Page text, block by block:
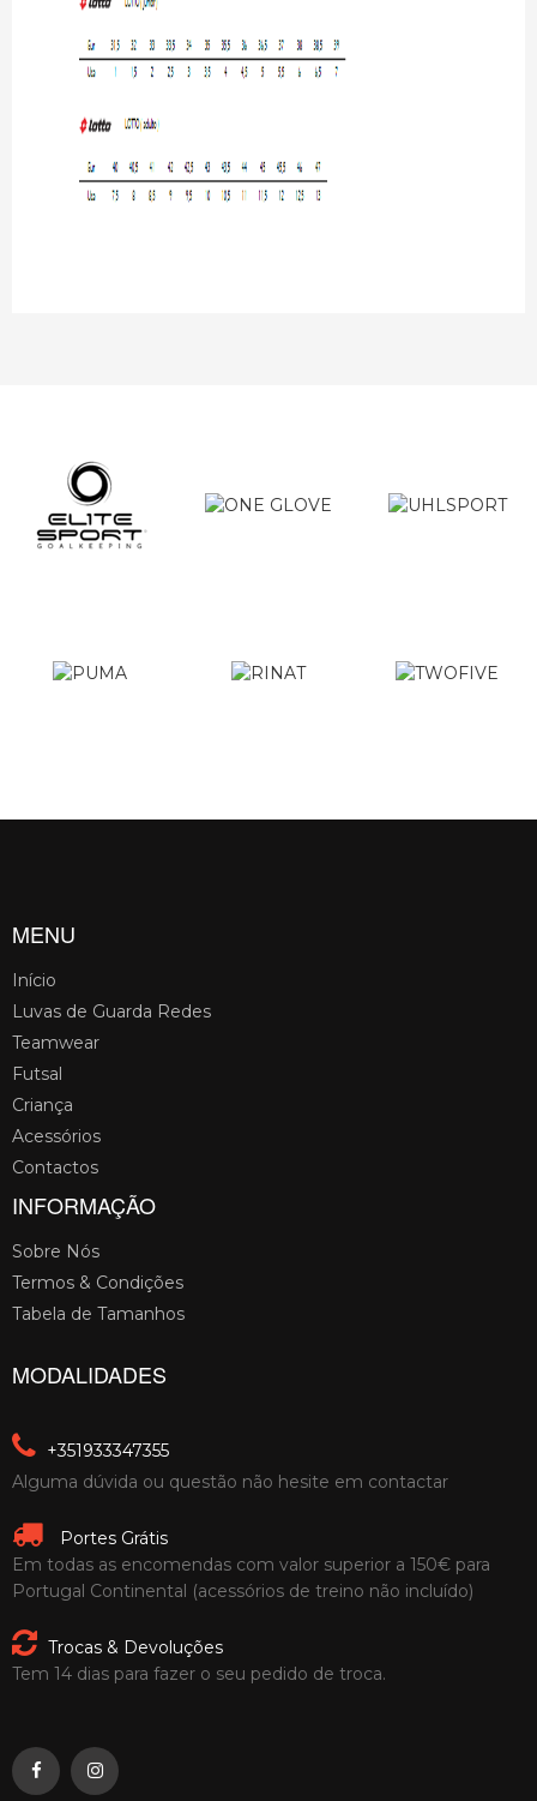
MENU
Início
Luvas de Guarda Redes
Teamwear
Futsal
Criança
Acessórios
Contactos
INFORMAÇÃO
Sobre Nós
Termos & Condições
Tabela de Tamanhos
MODALIDADES
+351933347355
Alguma dúvida ou questão não hesite em contactar
Portes Grátis
Em todas as encomendas com valor superior a 150€ para
Portugal Continental (acessórios de treino não incluído)
Trocas & Devoluções
Tem 14 dias para fazer o seu pedido de troca.